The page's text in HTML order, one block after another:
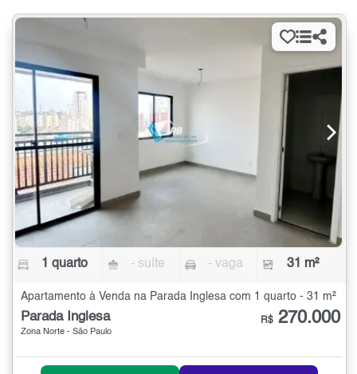
1 quarto - suíte - vaga 31 m²
Apartamento à Venda na Parada Inglesa com 1 quarto - 31 m²
Parada Inglesa
Zona Norte - São Paulo
R$ 270.000